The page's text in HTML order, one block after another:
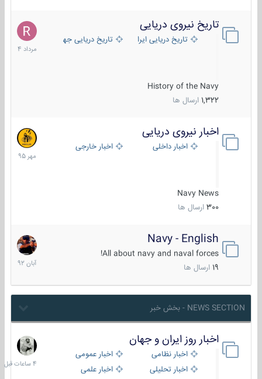
تاریخ نیروی دریایی
تاریخ دریایی ایران تاریخ دریایی جهان
History of the Navy
1,322 ارسال ها
16
مرداد
1404
اخبار نیروی دریایی
اخبار داخلی اخبار خارجی
Navy News
300 ارسال ها
27
مهر
1395
Navy - English
All about navy and naval forces!
ارسال ها
22
آبان
1392
NEWS SECTION - بخش خبر
اخبار روز ایران و جهان
اخبار نظامی
اخبار عمومی
اخبار تحلیلی
اخبار علمی
4
ساعات
قبل